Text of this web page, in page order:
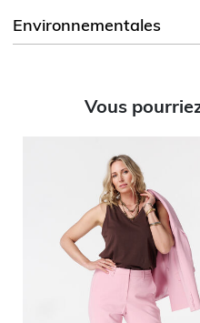
Environnementales
Vous